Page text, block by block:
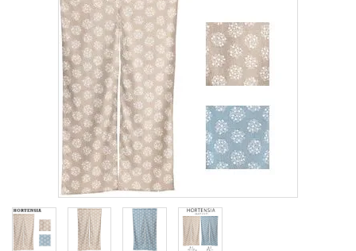
カテゴリーから探す
ガイドライン